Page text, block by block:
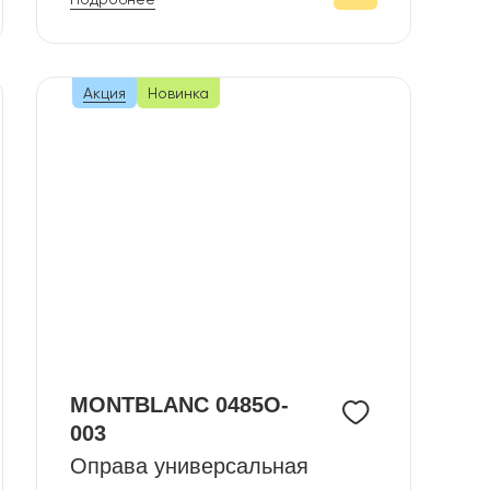
MONTBLANC 0485O-
003
Оправа универсальная
Акция Новинка